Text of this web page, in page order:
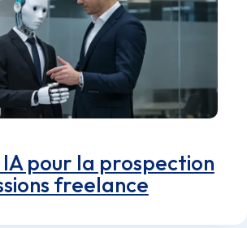
IA pour la prospection
freelance